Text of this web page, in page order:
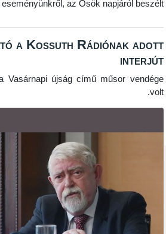
eseményünkről, az Ősök napjáról
a Kossuth Rádiónak
a Vasárnapi újság című műsor